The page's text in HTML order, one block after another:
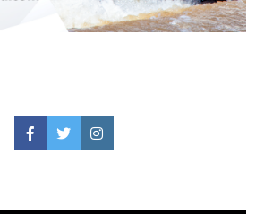
FacebookTwitterInstagram